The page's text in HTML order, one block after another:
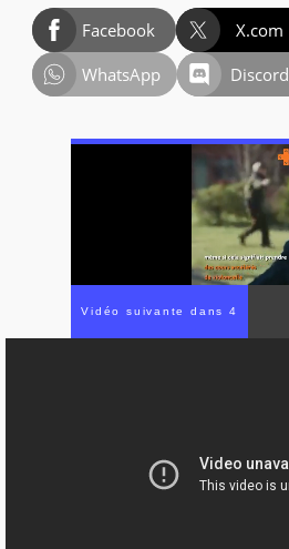
Facebook X.com
WhatsApp
Discord
Vidéo suivante dans 4